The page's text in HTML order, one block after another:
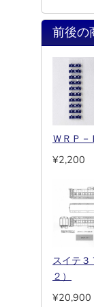
前後の
ＷＲＰ
¥2,200
スイテ
２）
¥20,900